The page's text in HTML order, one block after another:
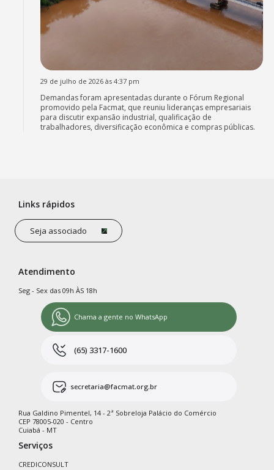
29 de julho de 2026 às 4:37 pm
Demandas foram apresentadas durante o Fórum Regional
promovido pela Facmat, que reuniu lideranças empresariais
para discutir expansão industrial, qualificação de
trabalhadores, diversificação econômica e compras públicas.
Links rápidos
Seja associado
Atendimento
Seg - Sex das 09h ÀS 18h
Chama a gente no WhatsApp
(65) 3317-1600
secretaria@facmat.org.br
Rua Galdino Pimentel, 14 - 2ª Sobreloja Palácio do Comércio
CEP 78005-020 - Centro
Cuiabá - MT
Serviços
CREDICONSULT